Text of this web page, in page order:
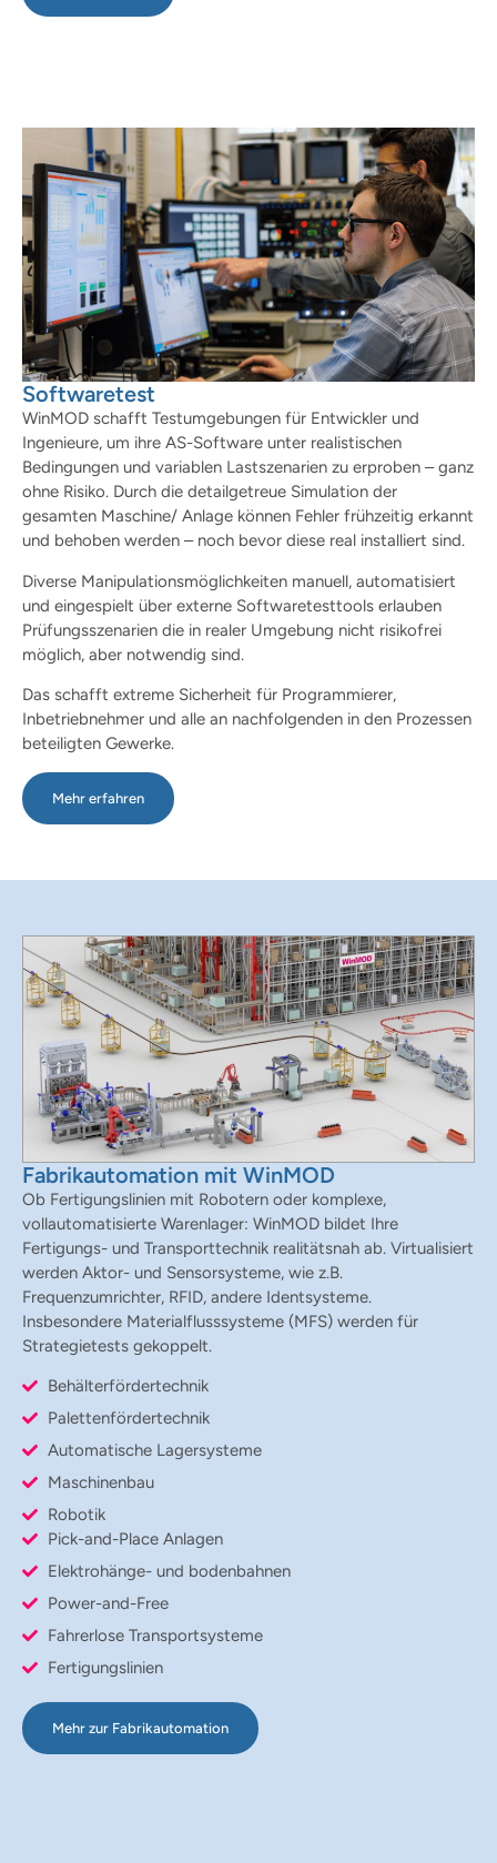
Softwaretest
WinMOD schafft Testumgebungen für Entwickler und
Ingenieure, um ihre AS-Software unter realistischen
Bedingungen und variablen Lastszenarien zu erproben – ganz
ohne Risiko. Durch die detailgetreue Simulation der
gesamten Maschine/ Anlage können Fehler frühzeitig erkannt
und behoben werden – noch bevor diese real installiert sind.
Diverse Manipulationsmöglichkeiten manuell, automatisiert
und eingespielt über externe Softwaretesttools erlauben
Prüfungsszenarien die in realer Umgebung nicht risikofrei
möglich, aber notwendig sind.
Das schafft extreme Sicherheit für Programmierer,
Inbetriebnehmer und alle an nachfolgenden in den Prozessen
beteiligten Gewerke.
Mehr erfahren
Fabrikautomation mit WinMOD
Ob Fertigungslinien mit Robotern oder komplexe,
vollautomatisierte Warenlager: WinMOD bildet Ihre
Fertigungs- und Transporttechnik realitätsnah ab. Virtualisiert
werden Aktor- und Sensorsysteme, wie z.B.
Frequenzumrichter, RFID, andere Identsysteme.
Insbesondere Materialflusssysteme (MFS) werden für
Strategietests gekoppelt.
Behälterfördertechnik
Palettenfördertechnik
Automatische Lagersysteme
Maschinenbau
Robotik
Pick-and-Place Anlagen
Elektrohänge- und bodenbahnen
Power-and-Free
Fahrerlose Transportsysteme
Fertigungslinien
Mehr zur Fabrikautomation